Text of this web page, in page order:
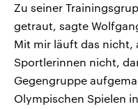
Zu seiner
getraut, sagte
Mit mir läuft das nicht,
Sportlerinnen nicht,
Gegengruppe
Olympischen Spielen